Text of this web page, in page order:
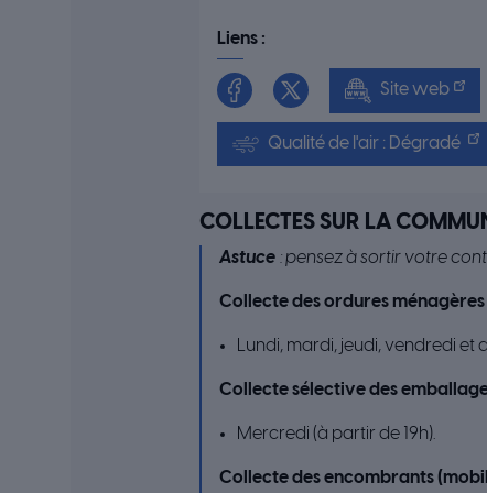
Liens :
Site web
Qualité de l'air : Dégradé
COLLECTES SUR LA
Astuce : pensez à sortir votre
Collecte des ordures
Lundi, mardi, jeudi, vendredi et
Collecte sélective des
Mercredi (à partir de 19h).
Collecte des encombrants